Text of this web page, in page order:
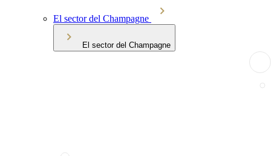
El sector del Champagne
El sector del Champagne